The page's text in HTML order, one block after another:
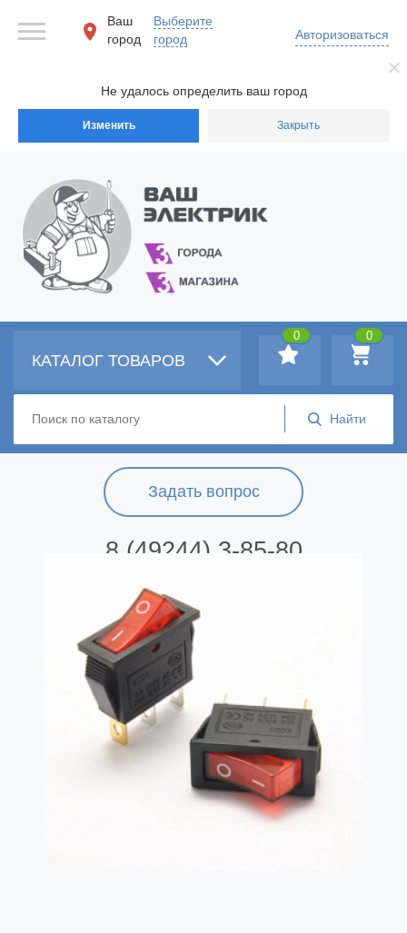
Не удалось определить ваш город
Изменить Закрыть
Ваш
город
Выберите
город
Авторизоваться
Задать вопрос
8 (49244) 3-85-80
КАТАЛОГ ТОВАРОВ
0
0